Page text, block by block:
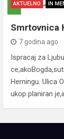
AKTUELNO IN
Smrtovnica
7 godina ago
Ispracaj za
Herningu. Ulica
ukop planiran